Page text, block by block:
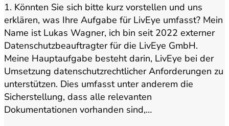
1. Könnten Sie sich bitte kurz vorstellen und uns
erklären, was Ihre Aufgabe für LivEye umfasst? Mein
Name ist Lukas Wagner, ich bin seit 2022 externer
Datenschutzbeauftragter für die LivEye GmbH.
Meine Hauptaufgabe besteht darin, LivEye bei der
Umsetzung datenschutzrechtlicher Anforderungen zu
unterstützen. Dies umfasst unter anderem die
Sicherstellung, dass alle relevanten
Dokumentationen vorhanden sind,…